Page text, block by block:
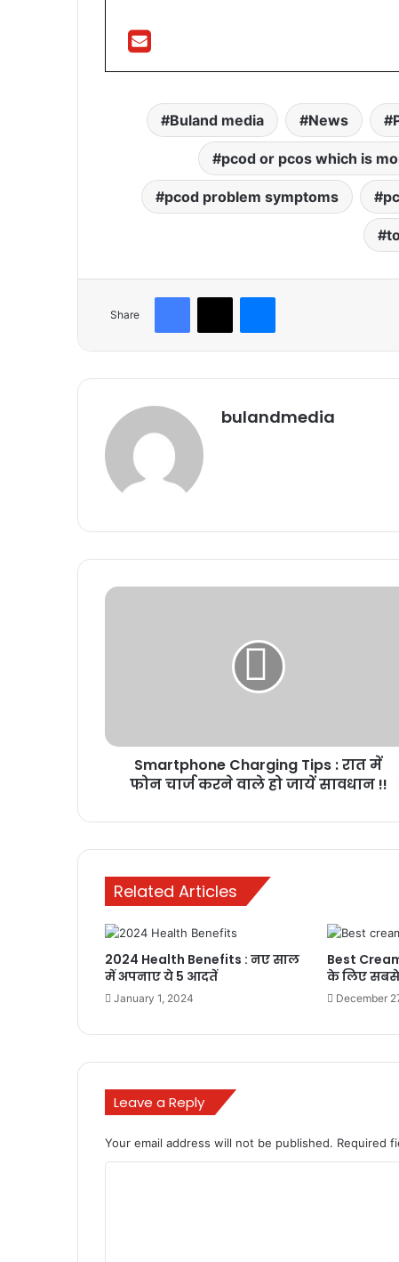
Buland media News
pcod or pcos which is
pcod problem symptoms
Share
Facebook
X Messenger
bulandmedia
Smartphone
करने
सावधान
Smartphone Charging Tips : रात में
फोन चार्ज करने वाले हो जायें सावधान !!
Related Articles
2024 Health Benefits : नए साल
में अपनाए ये 5 आदतें
January 1, 2024
Best
के लिए सबसे
December
Leave a Reply
Your email address will not be published. Required